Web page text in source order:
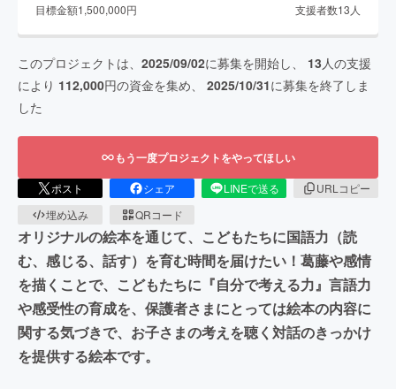
目標金額1,500,000円 支援者数13 人
このプロジェクトは、 2025/09/02に募集を開始し、 13 人の支援
により 112,000円の資金を集め、 2025/10/31に募集を終了しま
した
もう一度プロジェクトをやってほしい
ポスト シェア LINEで送る
URLコピー
埋め込み
QRコード
オリジナルの絵本を通じて、こどもたちに国語力（読
む、感じる、話す）を育む時間を届けたい！葛藤や感情
を描くことで、こどもたちに『自分で考える力』言語力
や感受性の育成を、保護者さまにとっては絵本の内容に
関する気づきで、お子さまの考えを聴く対話のきっかけ
を提供する絵本です。